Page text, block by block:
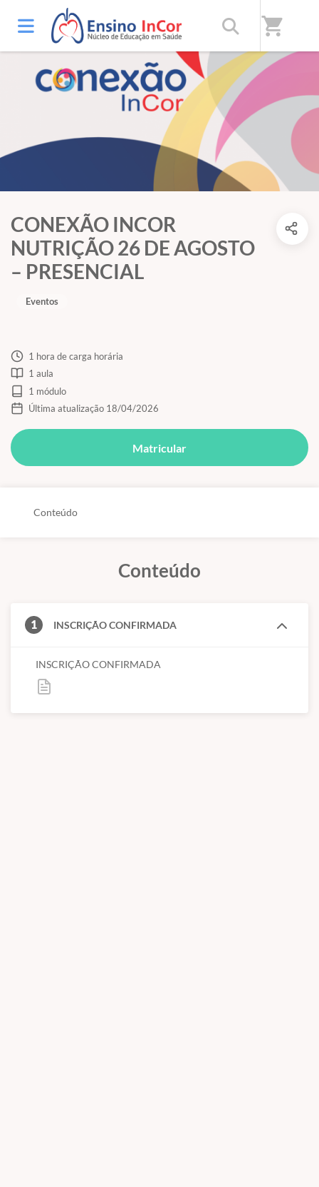
shopping_cart
CONEXÃO INCOR
NUTRIÇÃO 26 DE AGOSTO
– PRESENCIAL
Eventos
1 hora de carga horária
1 aula
1 módulo
Última atualização 18/04/2026
Matricular
Conteúdo
Conteúdo
1 INSCRIÇÃO CONFIRMADA
INSCRIÇÃO CONFIRMADA